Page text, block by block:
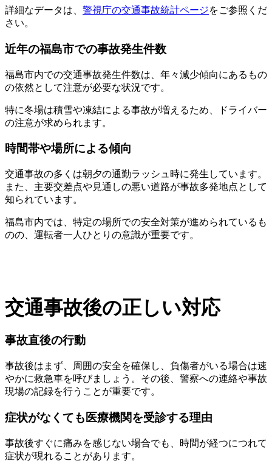
詳細なデータは、 警視庁の交通事故統計ページをご参照くだ
さい。
近年の福島市での事故発生件数
福島市内での交通事故発生件数は、年々減少傾向にあるもの
の依然として注意が必要な状況です。
特に冬場は積雪や凍結による事故が増えるため、ドライバー
の注意が求められます。
時間帯や場所による傾向
交通事故の多くは朝夕の通勤ラッシュ時に発生しています。
また、主要交差点や見通しの悪い道路が事故多発地点として
知られています。
福島市内では、特定の場所での安全対策が進められているも
のの、運転者一人ひとりの意識が重要です。
交通事故後の正しい対応
事故直後の行動
事故後はまず、周囲の安全を確保し、負傷者がいる場合は速
やかに救急車を呼びましょう。その後、警察への連絡や事故
現場の記録を行うことが重要です。
症状がなくても医療機関を受診する理由
事故後すぐに痛みを感じない場合でも、時間が経つにつれて
症状が現れることがあります。